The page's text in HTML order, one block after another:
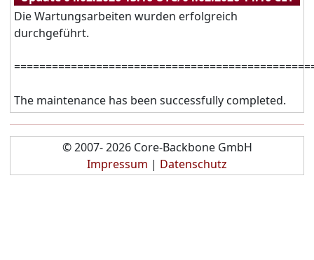
Die Wartungsarbeiten wurden erfolgreich
durchgeführt.
The maintenance has been successfully completed.
© 2007- 2026 Core-Backbone GmbH
Impressum | Datenschutz